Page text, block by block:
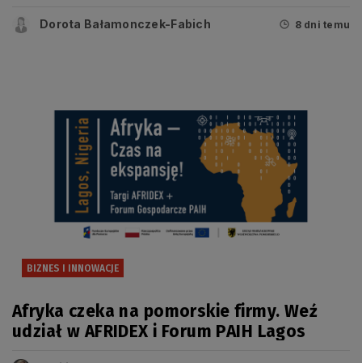
Dorota Bałamonczek-Fabich 8 dni temu
BIZNES I INNOWACJE
Afryka czeka na pomorskie firmy. Weź
udział w AFRIDEX i Forum PAIH Lagos